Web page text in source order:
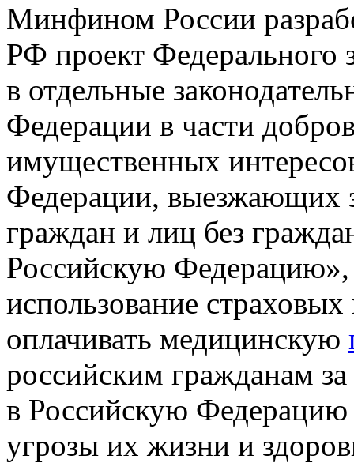
Минфином России
РФ проект Федерального
в отдельные
Федерации в части
имущественных
Федерации, выезжающих
граждан и лиц без
Российскую
использование
оплачивать медицинскую
российским гражданам
в Российскую Федерацию
угрозы их жизни и